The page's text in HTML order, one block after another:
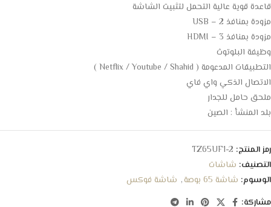
قاعدة قوية عالية التحمل لتثبيت الشاشة
مزودة بمنافذ 2 – USB
مزودة بمنافذ HDMI – 3
وظيفة البلوتوث
التطبيقات المدعومة ( Netflix / Youtube / Shahid )
الاتصال الذكي واي فاي
ملحق حامل للجدار
بلد المنشأ : الصين
رمز المنتج: TZ65UF1-2
التصنيف: شاشات
الوسوم: شاشة 65 بوصة , شاشة فوكس
مشاركة: